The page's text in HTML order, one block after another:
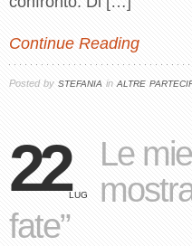
Continue Reading
Posted by STEFANIA in ALTRE
22LUG
Le
fate”